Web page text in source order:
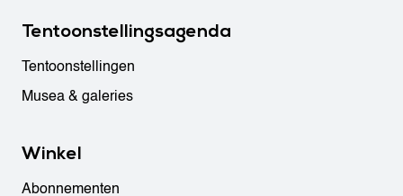
Tentoonstellingsagenda
Tentoonstellingen
Musea & galeries
Winkel
Abonnementen